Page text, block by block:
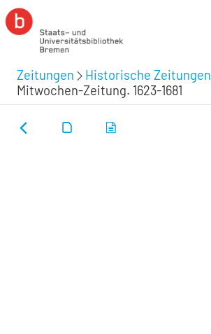
Zeitungen Historische Zeitungen
Mitwochen-Zeitung. 1623-1681